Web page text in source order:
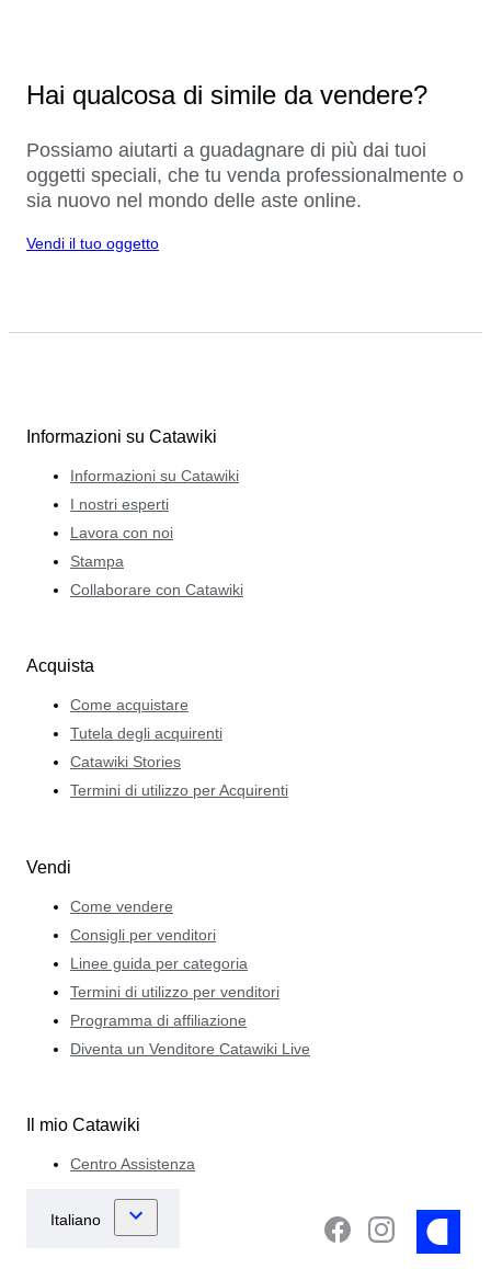
Hai qualcosa di simile da vendere?
Possiamo aiutarti a guadagnare di più dai tuoi
oggetti speciali, che tu venda professionalmente o
sia nuovo nel mondo delle aste online.
Vendi il tuo oggetto
Informazioni su Catawiki
Informazioni su Catawiki
I nostri esperti
Lavora con noi
Stampa
Collaborare con Catawiki
Acquista
Come acquistare
Tutela degli acquirenti
Catawiki Stories
Termini di utilizzo per Acquirenti
Vendi
Come vendere
Consigli per venditori
Linee guida per categoria
Termini di utilizzo per venditori
Programma di affiliazione
Diventa un Venditore Catawiki Live
Il mio Catawiki
Centro Assistenza